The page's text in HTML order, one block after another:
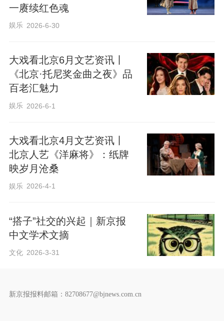
一赓续红色魂
娱乐 2026-6-30
大戏看北京6月文艺资讯丨
《北京·托尼奖金曲之夜》品
百老汇魅力
娱乐 2026-6-1
大戏看北京4月文艺资讯丨
北京人艺《洋麻将》：纸牌
映岁月沧桑
娱乐 2026-4-1
“搭子”社交的兴起｜新京报
中文学术文摘
文化 2026-3-31
新京报报料邮箱：82708677@bjnews.com.cn